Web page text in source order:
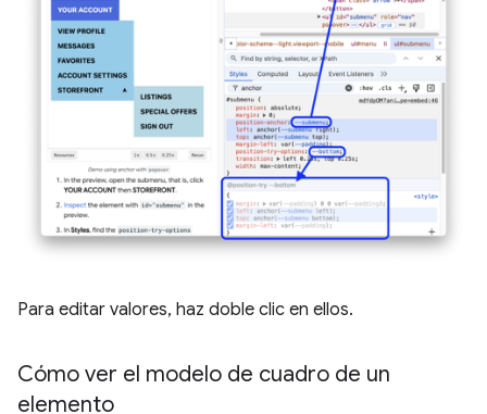
Para editar valores, haz doble clic en ellos.
Cómo ver el modelo de cuadro de un
elemento